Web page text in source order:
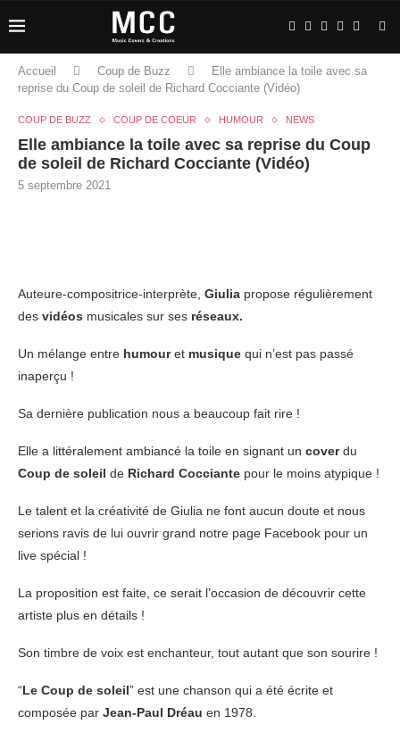
Accueil Coup de Buzz
Elle ambiance la toile avec sa
reprise du Coup de soleil de Richard Cocciante (Vidéo)
COUP DE BUZZ COUP DE COEUR HUMOUR NEWS
Elle ambiance la toile avec sa reprise du Coup
de soleil de Richard Cocciante (Vidéo)
5 septembre 2021
Auteure-compositrice-interprète, Giulia propose régulièrement
des vidéos musicales sur ses réseaux.
Un mélange entre humouret musique qui n’est pas passé
inaperçu !
Sa dernière publication nous a beaucoup fait rire !
Elle a littéralement ambiancé la toile en signant un coverdu
Coup de soleil de Richard Cocciante pour le moins atypique !
Le talent et la créativité de Giulia ne font aucun doute et nous
serions ravis de lui ouvrir grand notre page Facebook pour un
live spécial !
La proposition est faite, ce serait l’occasion de découvrir cette
artiste plus en détails !
Son timbre de voix est enchanteur, tout autant que son sourire !
“Le Coup de soleil” est une chanson qui a été écrite et
composée par Jean-Paul Dréau en 1978.